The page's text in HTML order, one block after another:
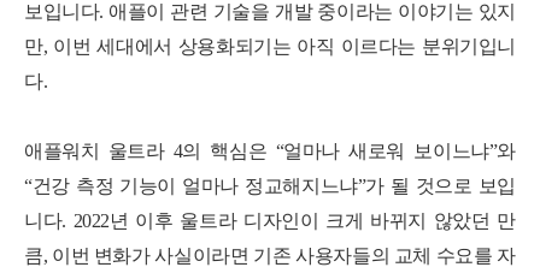
보입니다. 애플이 관련 기술을 개발 중이라는 이야기는 있지
만, 이번 세대에서 상용화되기는 아직 이르다는 분위기입니
다.
애플워치 울트라 4의 핵심은 “얼마나 새로워 보이느냐”와
“건강 측정 기능이 얼마나 정교해지느냐”가 될 것으로 보입
니다. 2022년 이후 울트라 디자인이 크게 바뀌지 않았던 만
큼, 이번 변화가 사실이라면 기존 사용자들의 교체 수요를 자